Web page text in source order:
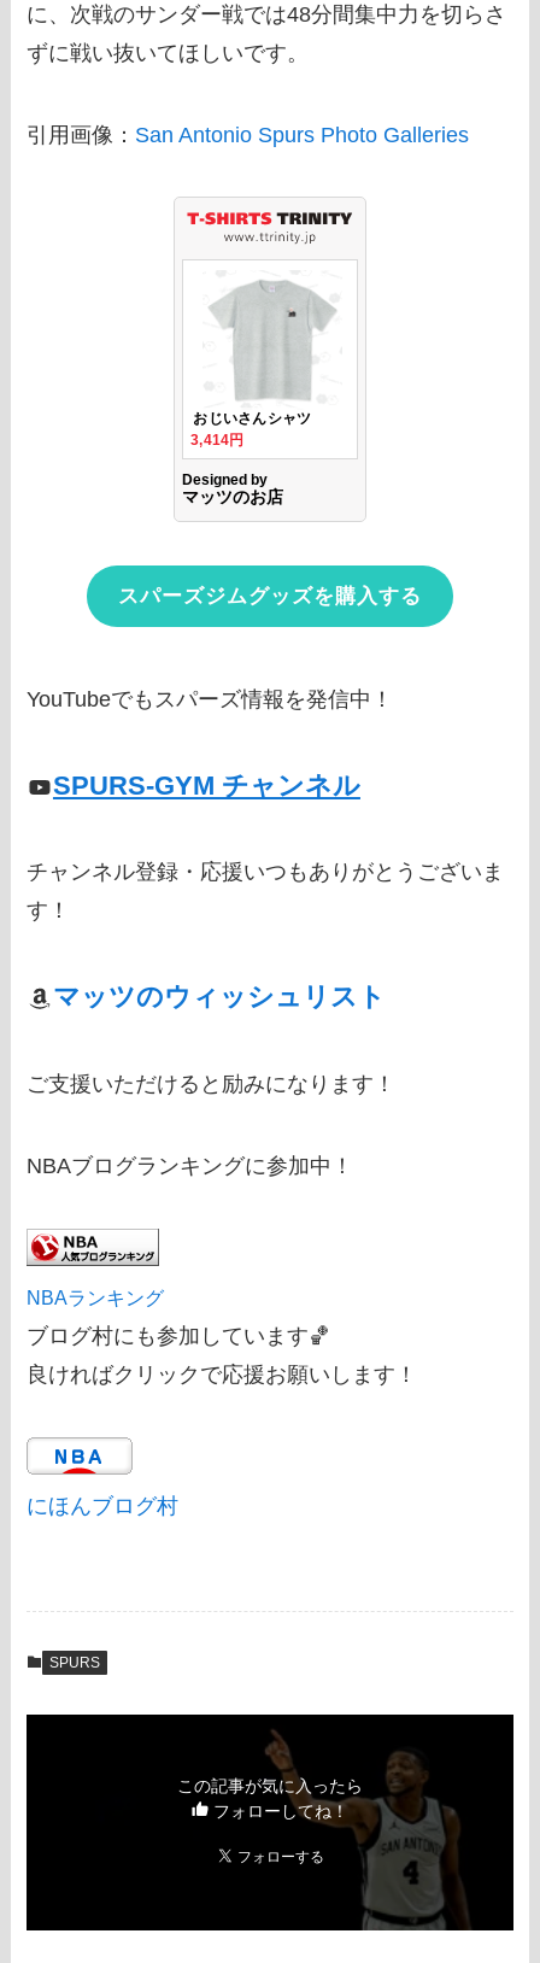
に、次戦のサンダー戦では48分間集中力を切らさ
ずに戦い抜いてほしいです。
引用画像： San Antonio Spurs Photo Galleries
スパーズジムグッズを購入する
YouTubeでもスパーズ情報を発信中！
SPURS-GYM チャンネル
チャンネル登録・応援いつもありがとうございま
す！
マッツのウィッシュリスト
ご支援いただけると励みになります！
NBAブログランキングに参加中！
NBAランキング
ブログ村にも参加しています🏀
良ければクリックで応援お願いします！
にほんブログ村
SPURS
この記事が気に入ったら
フォローしてね！